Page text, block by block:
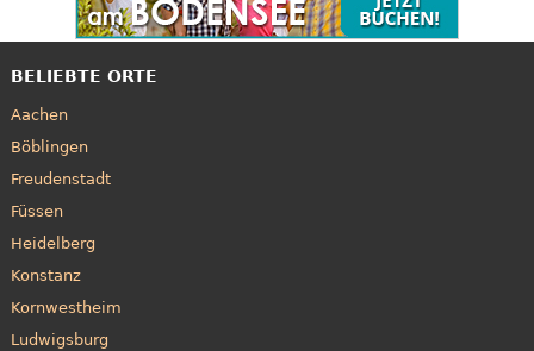
BELIEBTE ORTE
Aachen
Böblingen
Freudenstadt
Füssen
Heidelberg
Konstanz
Kornwestheim
Ludwigsburg